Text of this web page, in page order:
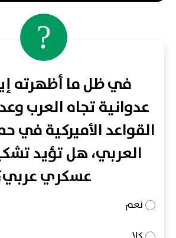
?
في ظل ما أظهرته
عدوانية تجاه العرب
القواعد الأميركية في
العربي، هل تؤيد
عسكري
نعم